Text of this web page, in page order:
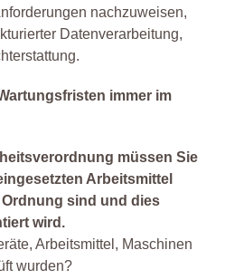
nachzuweisen,
Datenverarbeitung,
immer im
müssen Sie
Arbeitsmittel
sind und dies
wird.
Arbeitsmittel, Maschinen
wurden?